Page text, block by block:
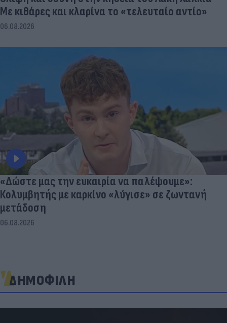
Με κιθάρες και κλαρίνα το «τελευταίο αντίο»
06.08.2026
«Δώστε μας την ευκαιρία να παλέψουμε»:
Κολυμβητής με καρκίνο «λύγισε» σε ζωντανή
μετάδοση
06.08.2026
ΔΗΜΟΦΙΛΗ